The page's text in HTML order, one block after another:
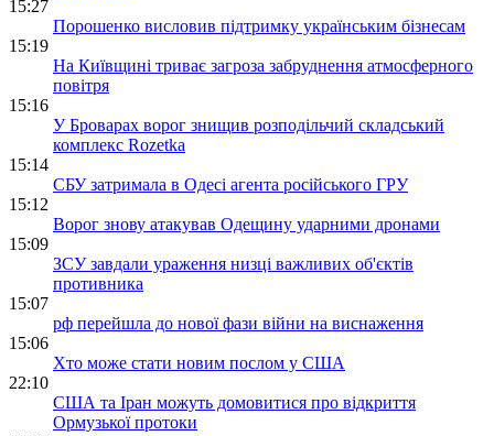
15:27
Порошенко висловив підтримку українським бізнесам
15:19
На Київщині триває загроза забруднення атмосферного
повітря
15:16
У Броварах ворог знищив розподільчий складський
комплекс Rozetka
15:14
СБУ затримала в Одесі агента російського ГРУ
15:12
Ворог знову атакував Одещину ударними дронами
15:09
ЗСУ завдали ураження низці важливих об'єктів
противника
15:07
рф перейшла до нової фази війни на виснаження
15:06
Хто може стати новим послом у США
22:10
США та Іран можуть домовитися про відкриття
Ормузької протоки